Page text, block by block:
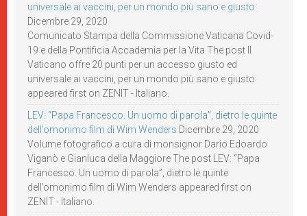
universale ai vaccini, per un mondo più sano e giusto
Dicembre 29, 2020
Comunicato Stampa della Commissione Vaticana Covid-
19 e della Pontificia Accademia per la Vita The post Il
Vaticano offre 20 punti per un accesso giusto ed
universale ai vaccini, per un mondo più sano e giusto
appeared first on ZENIT - Italiano.
LEV: “Papa Francesco. Un uomo di parola”, dietro le quinte
dell’omonimo film di Wim Wenders Dicembre 29, 2020
Volume fotografico a cura di monsignor Dario Edoardo
Viganò e Gianluca della Maggiore The post LEV: “Papa
Francesco. Un uomo di parola”, dietro le quinte
dell’omonimo film di Wim Wenders appeared first on
ZENIT - Italiano.